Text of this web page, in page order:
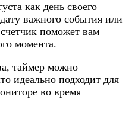
как день своего
важного события или
поможет вам
момента.
таймер можно
идеально подходит для
во время